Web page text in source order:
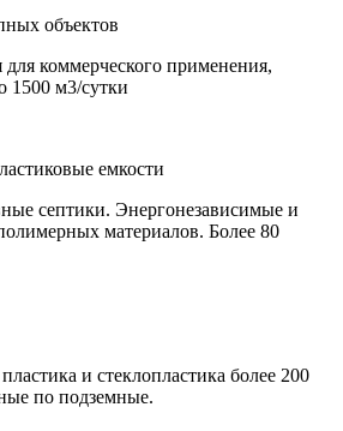
объектов
коммерческого применения,
1500 м3/сутки
емкости
септики. Энергонезависимые и
материалов. Более 80
и стеклопластика более 200
по подземные.